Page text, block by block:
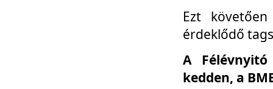
Ezt
érdeklődő
A
kedden, a